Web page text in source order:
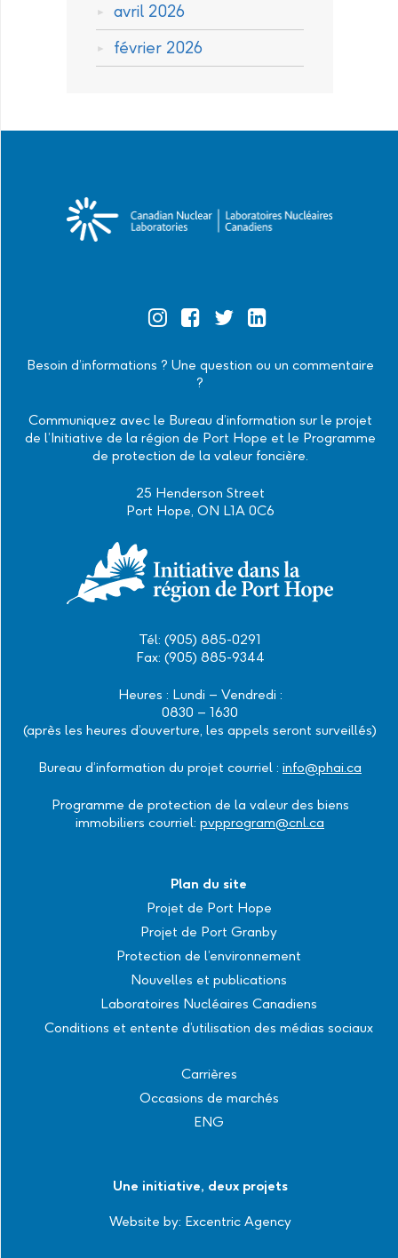
avril 2026
février 2026
Besoin d’informations ? Une question ou un commentaire
?
Communiquez avec le Bureau d’information sur le projet
de l’Initiative de la région de Port Hope et le Programme
de protection de la valeur foncière.
25 Henderson Street
Port Hope, ON L1A 0C6
Tél: (905) 885-0291
Fax: (905) 885-9344
Heures : Lundi – Vendredi :
0830 – 1630
(après les heures d’ouverture, les appels seront surveillés)
Bureau d’information du projet courriel : info@phai.ca
Programme de protection de la valeur des biens
immobiliers courriel: pvpprogram@cnl.ca
Plan du site
Projet de Port Hope
Projet de Port Granby
Protection de l’environnement
Nouvelles et publications
Laboratoires Nucléaires Canadiens
Conditions et entente d’utilisation des médias sociaux
Carrières
Occasions de marchés
ENG
Une initiative, deux projets
Website by: Excentric Agency